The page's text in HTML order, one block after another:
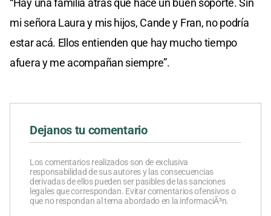
mi señora Laura y mis hijos, Cande y Fran, no podría
estar acá. Ellos entienden que hay mucho tiempo
afuera y me acompañan siempre”.
Dejanos tu comentario
Los comentarios realizados son de exclusiva
responsabilidad de sus autores y las consecuencias
derivadas de ellos pueden ser pasibles de las sanciones
legales que correspondan. Evitar comentarios ofensivos o
que no respondan al tema abordado en la informaciÃ³n.